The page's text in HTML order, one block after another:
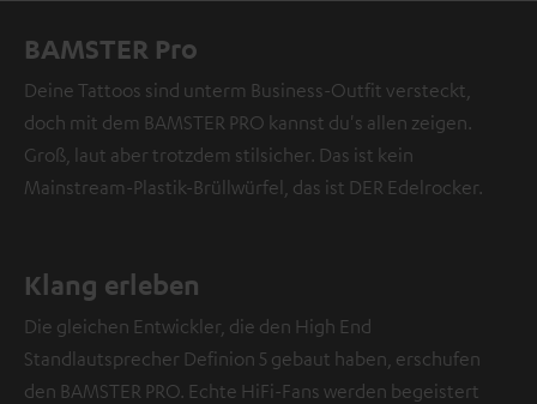
BAMSTER Pro
Deine Tattoos sind unterm Business-Outfit versteckt,
doch mit dem BAMSTER PRO kannst du's allen zeigen.
Groß, laut aber trotzdem stilsicher. Das ist kein
Mainstream-Plastik-Brüllwürfel, das ist DER Edelrocker.
Klang erleben
Die gleichen Entwickler, die den High End
Standlautsprecher Definion 5 gebaut haben, erschufen
den BAMSTER PRO. Echte HiFi-Fans werden begeistert